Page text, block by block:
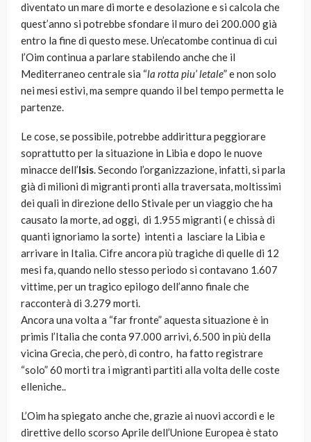
diventato un mare di morte e desolazione e si calcola che
quest’anno si potrebbe sfondare il muro dei 200.000 già
entro la fine di questo mese. Un’ecatombe continua di cui
l’Oim continua a parlare stabilendo anche che il
Mediterraneo centrale sia “la rotta piu’ letale” e non solo
nei mesi estivi, ma sempre quando il bel tempo permetta le
partenze.
Le cose, se possibile, potrebbe addirittura peggiorare
soprattutto per la situazione in Libia e dopo le nuove
minacce dell’Isis. Secondo l’organizzazione, infatti, si parla
già di milioni di migranti pronti alla traversata, moltissimi
dei quali in direzione dello Stivale per un viaggio che ha
causato la morte, ad oggi, di 1.955 migranti ( e chissà di
quanti ignoriamo la sorte) intenti a lasciare la Libia e
arrivare in Italia. Cifre ancora più tragiche di quelle di 12
mesi fa, quando nello stesso periodo si contavano 1.607
vittime, per un tragico epilogo dell’anno finale che
racconterà di 3.279 morti.
Ancora una volta a “far fronte” aquesta situazione è in
primis l’Italia che conta 97.000 arrivi, 6.500 in più della
vicina Grecia, che però, di contro, ha fatto registrare
“solo” 60 morti tra i migranti partiti alla volta delle coste
elleniche..
L’Oim ha spiegato anche che, grazie ai nuovi accordi e le
direttive dello scorso Aprile dell’Unione Europea è stato